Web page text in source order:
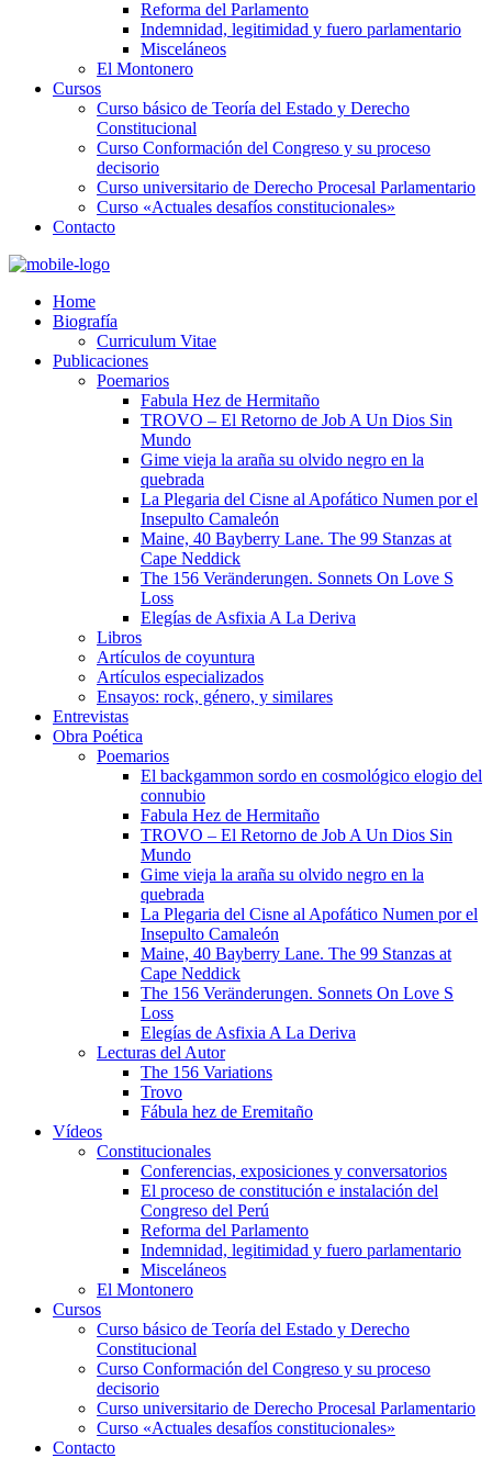
Reforma del Parlamento
Indemnidad, legitimidad y fuero parlamentario
Misceláneos
El Montonero
Cursos
Curso básico de Teoría del Estado y Derecho
Constitucional
Curso Conformación del Congreso y su proceso
decisorio
Curso universitario de Derecho Procesal Parlamentario
Curso «Actuales desafíos constitucionales»
Contacto
Home
Biografía
Curriculum Vitae​
Publicaciones
Poemarios
Fabula Hez de Hermitaño
TROVO – El Retorno de Job A Un Dios Sin
Mundo
Gime vieja la araña su olvido negro en la
quebrada
La Plegaria del Cisne al Apofático Numen por el
Insepulto Camaleón
Maine, 40 Bayberry Lane. The 99 Stanzas at
Cape Neddick
The 156 Veränderungen. Sonnets On Love S
Loss
Elegías de Asfixia A La Deriva
Libros
Artículos de coyuntura
Artículos especializados
Ensayos: rock, género, y similares
Entrevistas
Obra Poética
Poemarios
El backgammon sordo en cosmológico elogio del
connubio
Fabula Hez de Hermitaño
TROVO – El Retorno de Job A Un Dios Sin
Mundo
Gime vieja la araña su olvido negro en la
quebrada
La Plegaria del Cisne al Apofático Numen por el
Insepulto Camaleón
Maine, 40 Bayberry Lane. The 99 Stanzas at
Cape Neddick
The 156 Veränderungen. Sonnets On Love S
Loss
Elegías de Asfixia A La Deriva
Lecturas del Autor
The 156 Variations
Trovo
Fábula hez de Eremitaño
Vídeos
Constitucionales
Conferencias, exposiciones y conversatorios
El proceso de constitución e instalación del
Congreso del Perú
Reforma del Parlamento
Indemnidad, legitimidad y fuero parlamentario
Misceláneos
El Montonero
Cursos
Curso básico de Teoría del Estado y Derecho
Constitucional
Curso Conformación del Congreso y su proceso
decisorio
Curso universitario de Derecho Procesal Parlamentario
Curso «Actuales desafíos constitucionales»
Contacto